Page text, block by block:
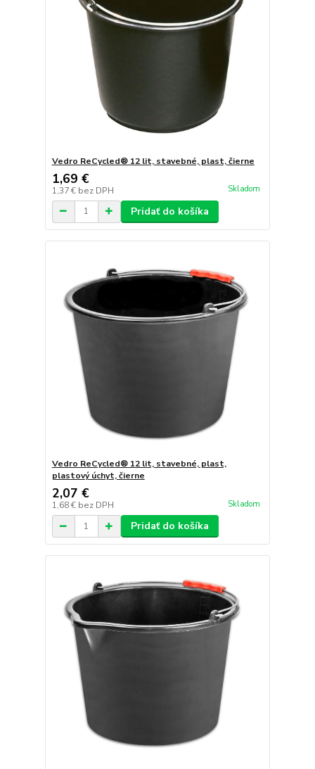
Vedro ReCycled® 12 lit, stavebné, plast, čierne
1,69 €
1,37 € bez DPH Skladom
Pridať do košíka
Vedro ReCycled® 12 lit, stavebné, plast,
plastový úchyt, čierne
2,07 €
1,68 € bez DPH Skladom
Pridať do košíka